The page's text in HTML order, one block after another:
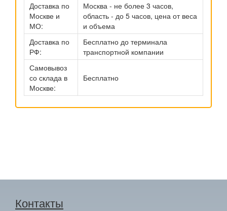
Доставка по
Москве и
МО:
Москва - не более 3 часов,
область - до 5 часов, цена от веса
и объема
Доставка по
РФ:
Бесплатно до терминала
транспортной компании
Самовывоз
со склада в
Москве:
Бесплатно
Контакты